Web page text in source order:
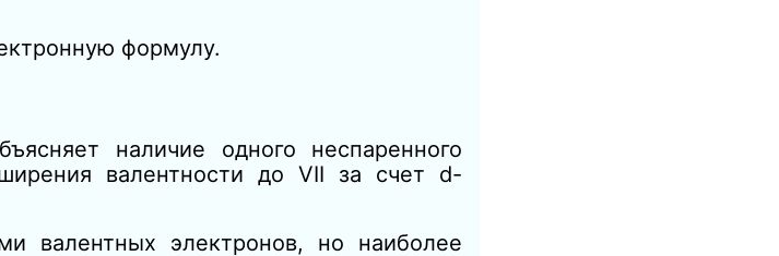
формулу.
наличие одного неспаренного
валентности до VII за счет d-
валентных электронов, но наиболее